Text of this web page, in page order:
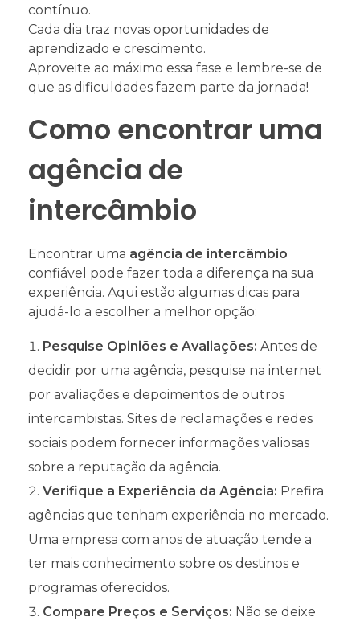
contínuo.
Cada dia traz novas oportunidades de
aprendizado e crescimento.
Aproveite ao máximo essa fase e lembre-se de
que as dificuldades fazem parte da jornada!
Como encontrar uma
agência de
intercâmbio
Encontrar uma agência de intercâmbio
confiável pode fazer toda a diferença na sua
experiência. Aqui estão algumas dicas para
ajudá-lo a escolher a melhor opção:
Pesquise Opiniões e Avaliações: Antes de
decidir por uma agência, pesquise na internet
por avaliações e depoimentos de outros
intercambistas. Sites de reclamações e redes
sociais podem fornecer informações valiosas
sobre a reputação da agência.
Verifique a Experiência da Agência: Prefira
agências que tenham experiência no mercado.
Uma empresa com anos de atuação tende a
ter mais conhecimento sobre os destinos e
programas oferecidos.
Compare Preços e Serviços: Não se deixe